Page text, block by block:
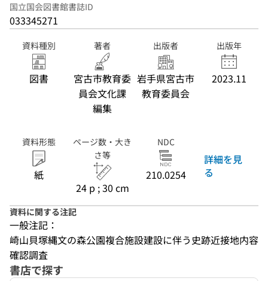
国立国会図書館書誌ID
033345271
資料種別
図書
著者
宮古市教育委
員会文化課
編集
出版者
岩手県宮古市
教育委員会
出版年
2023.11
資料形態
紙
ページ数・大き
さ等
24 p ; 30 cm
NDC
210.0254
詳細を見
る
資料に関する注記
一般注記：
崎山貝塚縄文の森公園複合施設建設に伴う史跡近接地内容
確認調査
書店で探す